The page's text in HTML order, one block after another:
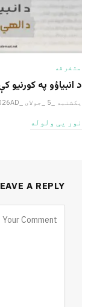
متفرقه
د انبیاؤو په کورنیو
یکشنبه _5 _جولای _2026AH 5-7-2026AD
نور یی ولوله
A REPLY